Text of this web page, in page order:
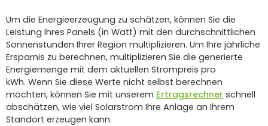
Um die Energieerzeugung zu schätzen, können Sie die
Leistung Ihres Panels (in Watt) mit den durchschnittlichen
Sonnenstunden Ihrer Region multiplizieren. Um Ihre jährliche
Ersparnis zu berechnen, multiplizieren Sie die generierte
Energiemenge mit dem aktuellen Strompreis pro
kWh. Wenn Sie diese Werte nicht selbst berechnen
möchten, können Sie mit unserem Ertragsrechner schnell
abschätzen, wie viel Solarstrom Ihre Anlage an Ihrem
Standort erzeugen kann.